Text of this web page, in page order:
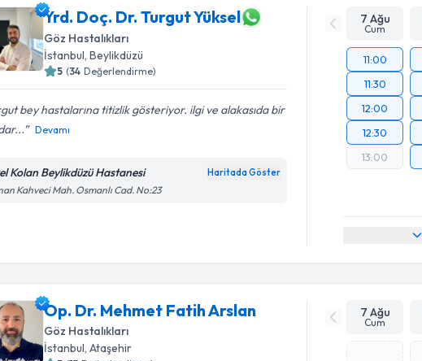
Yrd. Doç. Dr. Turgut Yüksel
Göz Hastalıkları
İstanbul , Beylikdüzü
5 (34 Değerlendirme)
bey hastalarına titizlik gösteriyor. ilgi ve alakasıda bir
Devamı
Kolan Beylikdüzü Hastanesi Haritada Göster
Kahveci Mah. Osmanlı Cad. No:23
7 Ağu
Cum
11:00
11:30
12:00
12:30
13:00
Op. Dr. Mehmet Fatih Arslan
Göz Hastalıkları
İstanbul, Ataşehir
7 Ağu
Cum